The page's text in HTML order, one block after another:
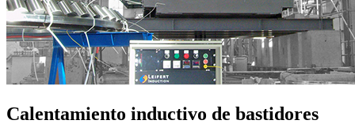
Calentamiento inductivo de bastidores